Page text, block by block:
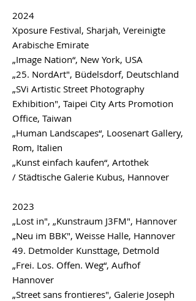
2024
Xposure Festival, Sharjah, Vereinigte
Arabische Emirate
„Image Nation“, New York, USA
„25. NordArt", Büdelsdorf, Deutschland
„SVi Artistic Street Photography
Exhibition", Taipei City Arts Promotion
Office, Taiwan
„Human Landscapes“, Loosenart Gallery,
Rom, Italien
„Kunst einfach kaufen“, Artothek
/ Städtische Galerie Kubus, Hannover
2023
„Lost in", „Kunstraum J3FM", Hannover
„Neu im BBK", Weisse Halle, Hannover
49. Detmolder Kunsttage, Detmold
„Frei. Los. Offen. Weg“, Aufhof
Hannover
„Street sans frontieres", Galerie Joseph